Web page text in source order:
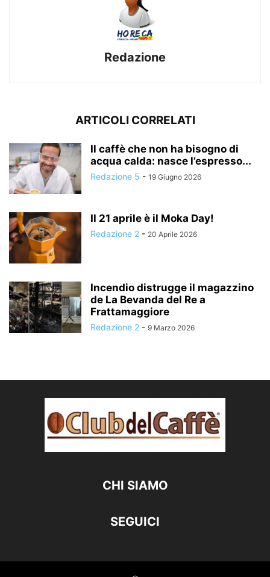
Redazione
ARTICOLI CORRELATI
Il caffè che non ha bisogno di
acqua calda: nasce l’espresso...
Redazione 5 - 19 Giugno 2026
Il 21 aprile è il Moka Day!
Redazione 2 - 20 Aprile 2026
Incendio distrugge il magazzino
de La Bevanda del Re a
Frattamaggiore
Redazione 2 - 9 Marzo 2026
CHI SIAMO
SEGUICI